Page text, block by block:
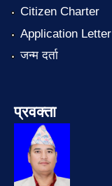
Citizen Charter
Application Letter
जन्म दर्ता
प्रवक्ता